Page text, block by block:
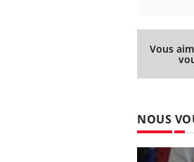
Vous
NOUS